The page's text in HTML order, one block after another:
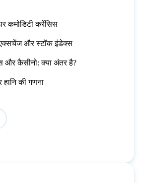
कमोडिटी करेंसिस
और स्टॉक इंडेक्स
और कैसीनो: क्या अंतर है?
की गणना